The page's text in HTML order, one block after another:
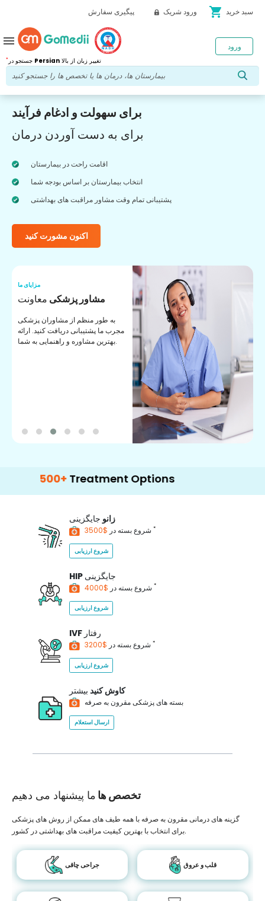
پیگیری سفارش ورود شریک shopping_cart سبد خرید
* Persian تغییر زبان از بالا
ورود menu
برای سهولت و ادغام فرآیند
برای به دست آوردن درمان
اقامت راحت در بیمارستان
انتخاب بیمارستان بر اساس بودجه شما
پشتیبانی تمام وقت مشاور مراقبت های بهداشتی
اکنون مشورت کنید
مزایای ما
مشاور پزشکی معاونت
به طور منظم از مشاوران پزشکی
مجرب ما پشتیبانی دریافت کنید. ارائه
بهترین مشاوره و راهنمایی به شما.
Treatment Options
زانو جایگزینی
شروع بسته در *
شروع ارزیابی
HIP جایگزینی
شروع بسته در *
شروع ارزیابی
IVF رفتار
شروع بسته در *
شروع ارزیابی
کاوش کنید بیشتر
بسته های پزشکی مقرون به صرفه
ارسال استعلام
تخصص ها ما پیشنهاد می دهیم
گزینه های درمانی مقرون به صرفه با همه طیف های ممکن از روش های پزشکی
برای انتخاب با بهترین کیفیت مراقبت های بهداشتی در کشور.
جراحی چاقی قلب و عروق